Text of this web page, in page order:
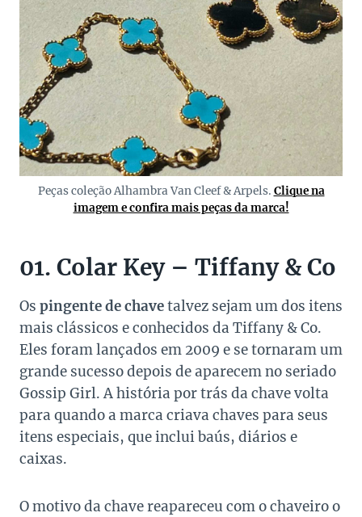
Peças coleção Alhambra Van Cleef & Arpels. Clique na
imagem e confira mais peças da marca!
01. Colar Key – Tiffany & Co
Os pingente de chavetalvez sejam um dos itens
mais clássicos e conhecidos da Tiffany & Co.
Eles foram lançados em 2009 e se tornaram um
grande sucesso depois de aparecem no seriado
Gossip Girl. A história por trás da chave volta
para quando a marca criava chaves para seus
itens especiais, que inclui baús, diários e
caixas.
O motivo da chave reapareceu com o chaveiro o